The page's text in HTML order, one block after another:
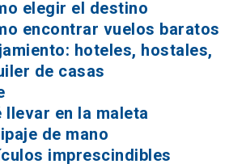
elegir el destino
encontrar vuelos baratos
hoteles, hostales,
de casas
llevar en la maleta
de mano
imprescindibles